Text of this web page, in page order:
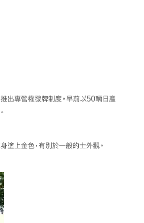
出專營權發牌制度。早前以50輛日產
塗上金色，有別於一般的士外觀。